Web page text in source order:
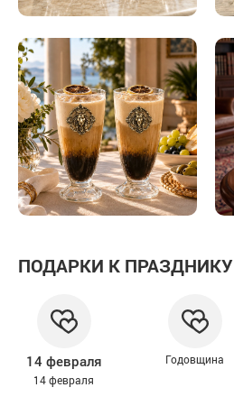
ПОДАРКИ К ПРАЗДНИКУ
14 февраля
14 февраля
Годовщина